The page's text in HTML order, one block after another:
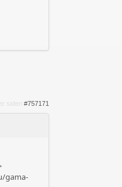
siden #757171
gama-